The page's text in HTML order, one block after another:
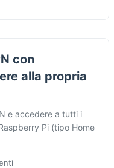
con
alla propria
e accedere a tutti i
Pi (tipo Home